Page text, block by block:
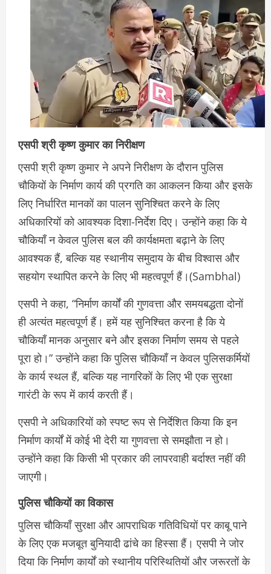
एसपी श्री कृष्ण कुमार का निरीक्षण
एसपी श्री कृष्ण कुमार ने अपने निरीक्षण के दौरान पुलिस
चौकियों के निर्माण कार्य की प्रगति का आकलन किया और इसके
लिए निर्धारित मानकों का पालन सुनिश्चित करने के लिए
अधिकारियों को आवश्यक दिशा-निर्देश दिए। उन्होंने कहा कि ये
चौकियाँ न केवल पुलिस बल की कार्यक्षमता बढ़ाने के लिए
आवश्यक हैं, बल्कि यह स्थानीय समुदाय के बीच विश्वास और
सहयोग स्थापित करने के लिए भी महत्वपूर्ण हैं।(Sambhal)
एसपी ने कहा, “निर्माण कार्यों की गुणवत्ता और समयबद्धता दोनों
ही अत्यंत महत्वपूर्ण हैं। हमें यह सुनिश्चित करना है कि ये
चौकियाँ मानक अनुसार बने और इसका निर्माण समय से पहले
पूरा हो।” उन्होंने कहा कि पुलिस चौकियाँ न केवल पुलिसकर्मियों
के कार्य स्थल हैं, बल्कि यह नागरिकों के लिए भी एक सुरक्षा
गारंटी के रूप में कार्य करती हैं।
एसपी ने अधिकारियों को स्पष्ट रूप से निर्देशित किया कि इन
निर्माण कार्यों में कोई भी देरी या गुणवत्ता से समझौता न हो।
उन्होंने कहा कि किसी भी प्रकार की लापरवाही बर्दाश्त नहीं की
जाएगी।
पुलिस चौकियों का विकास
पुलिस चौकियाँ सुरक्षा और आपराधिक गतिविधियों पर काबू पाने
के लिए एक मजबूत बुनियादी ढांचे का हिस्सा हैं। एसपी ने जोर
दिया कि निर्माण कार्यों को स्थानीय परिस्थितियों और जरूरतों के